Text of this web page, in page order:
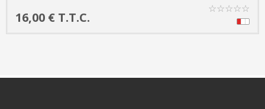
16,00 € T.T.C.
☆☆☆☆☆